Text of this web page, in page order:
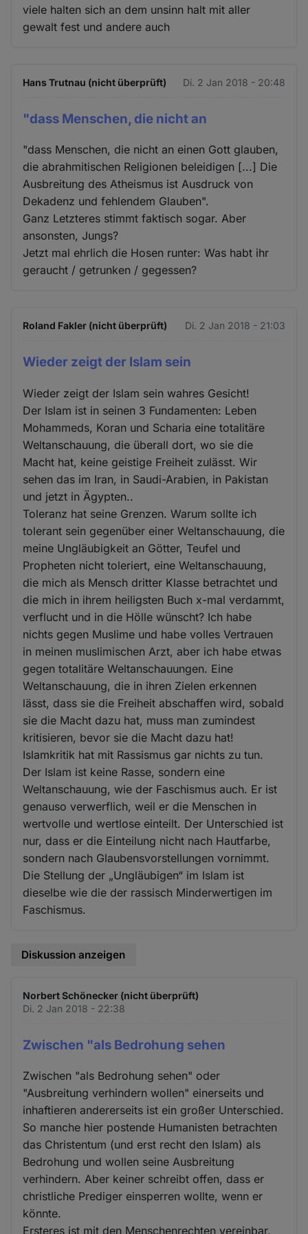
viele halten sich an dem unsinn halt mit aller
gewalt fest und andere auch
Hans Trutnau (nicht überprüft) Di. 2 Jan 2018 - 20:48
"dass Menschen, die nicht an
"dass Menschen, die nicht an einen Gott glauben,
die abrahmitischen Religionen beleidigen [...] Die
Ausbreitung des Atheismus ist Ausdruck von
Dekadenz und fehlendem Glauben".
Ganz Letzteres stimmt faktisch sogar. Aber
ansonsten, Jungs?
Jetzt mal ehrlich die Hosen runter: Was habt ihr
geraucht / getrunken / gegessen?
Roland Fakler (nicht überprüft) Di. 2 Jan 2018 - 21:03
Wieder zeigt der Islam sein
Wieder zeigt der Islam sein wahres Gesicht!
Der Islam ist in seinen 3 Fundamenten: Leben
Mohammeds, Koran und Scharia eine totalitäre
Weltanschauung, die überall dort, wo sie die
Macht hat, keine geistige Freiheit zulässt. Wir
sehen das im Iran, in Saudi-Arabien, in Pakistan
und jetzt in Ägypten..
Toleranz hat seine Grenzen. Warum sollte ich
tolerant sein gegenüber einer Weltanschauung, die
meine Ungläubigkeit an Götter, Teufel und
Propheten nicht toleriert, eine Weltanschauung,
die mich als Mensch dritter Klasse betrachtet und
die mich in ihrem heiligsten Buch x-mal verdammt,
verflucht und in die Hölle wünscht? Ich habe
nichts gegen Muslime und habe volles Vertrauen
in meinen muslimischen Arzt, aber ich habe etwas
gegen totalitäre Weltanschauungen. Eine
Weltanschauung, die in ihren Zielen erkennen
lässt, dass sie die Freiheit abschaffen wird, sobald
sie die Macht dazu hat, muss man zumindest
kritisieren, bevor sie die Macht dazu hat!
Islamkritik hat mit Rassismus gar nichts zu tun.
Der Islam ist keine Rasse, sondern eine
Weltanschauung, wie der Faschismus auch. Er ist
genauso verwerflich, weil er die Menschen in
wertvolle und wertlose einteilt. Der Unterschied ist
nur, dass er die Einteilung nicht nach Hautfarbe,
sondern nach Glaubensvorstellungen vornimmt.
Die Stellung der „Ungläubigen“ im Islam ist
dieselbe wie die der rassisch Minderwertigen im
Faschismus.
Diskussion anzeigen
Norbert Schönecker (nicht überprüft)
Di. 2 Jan 2018 - 22:38
Zwischen "als Bedrohung sehen
Zwischen "als Bedrohung sehen" oder
"Ausbreitung verhindern wollen" einerseits und
inhaftieren andererseits ist ein großer Unterschied.
So manche hier postende Humanisten betrachten
das Christentum (und erst recht den Islam) als
Bedrohung und wollen seine Ausbreitung
verhindern. Aber keiner schreibt offen, dass er
christliche Prediger einsperren wollte, wenn er
könnte.
Ersteres ist mit den Menschenrechten vereinbar.